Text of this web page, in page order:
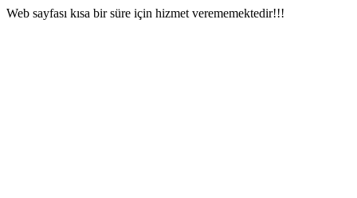
Web sayfası kısa bir süre için hizmet verememektedir!!!